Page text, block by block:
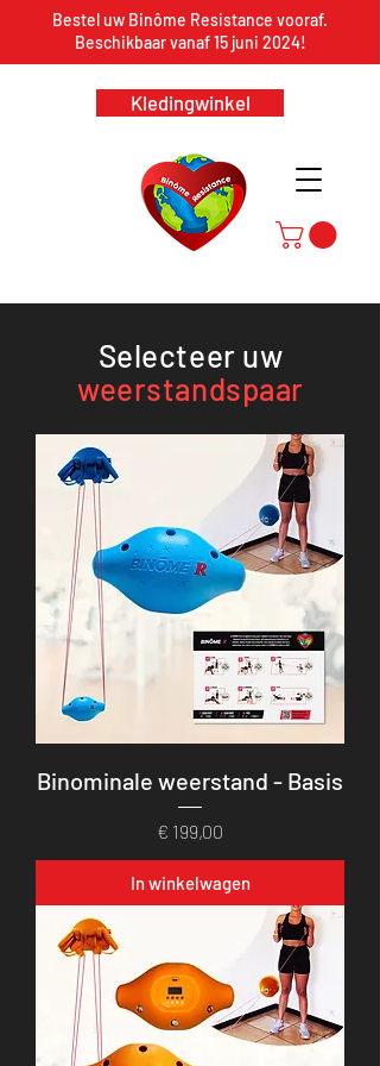
Kledingwinkel
Bestel uw Binôme Resistance vooraf.
Beschikbaar vanaf 15 juni 2024!
Selecteer uw
weerstandspaar
Binominale weerstand - Basis
Prijs
€ 199,00
In winkelwagen